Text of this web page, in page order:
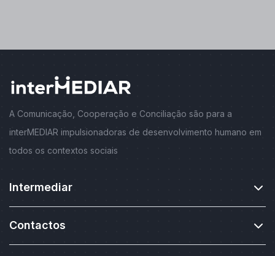
A Comunicação, Cooperação e Conciliação são para a
interMEDIAR impulsionadoras de desenvolvimento humano em
todos os contextos sociais
Intermediar
Contactos